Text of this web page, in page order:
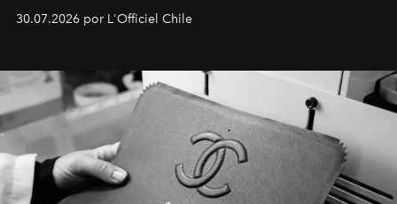
Dubray, la responsable de marketing para
Latinoamérica, sobre identidad, cultura y el valor
30.07.2026 por L'Officiel Chile